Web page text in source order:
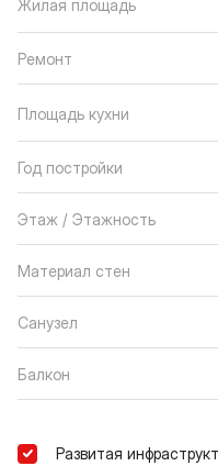
Жилая площадь
Ремонт
Площадь кухни
Год постройки
Этаж / Этажность
Материал стен
Санузел
Балкон
Развитая